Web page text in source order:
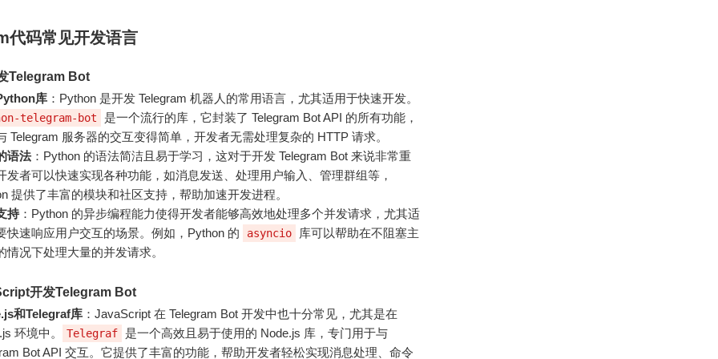
代码常见开发语言
Telegram Bot
库 ：Python 是开发 Telegram 机器人的常用语言，尤其适用于快速开发。
telegram-bot
是一个流行的库，它封装了 Telegram Bot API 的所有功能，
Telegram 服务器的交互变得简单，开发者无需处理复杂的 HTTP 请求。
语法：Python 的语法简洁且易于学习，这对于开发 Telegram Bot 来说非常重
发者可以快速实现各种功能，如消息发送、处理用户输入、管理群组等，
提供了丰富的模块和社区支持，帮助加速开发进程。
持：Python 的异步编程能力使得开发者能够高效地处理多个并发请求，尤其适
快速响应用户交互的场景。例如，Python 的
asyncio
库可以帮助在不阻塞主
情况下处理大量的并发请求。
开发Telegram Bot
和Telegraf库 ：JavaScript 在 Telegram Bot 开发中也十分常见，尤其是在
环境中。
Telegraf
是一个高效且易于使用的 Node.js 库，专门用于与
Bot API 交互。它提供了丰富的功能，帮助开发者轻松实现消息处理、命令